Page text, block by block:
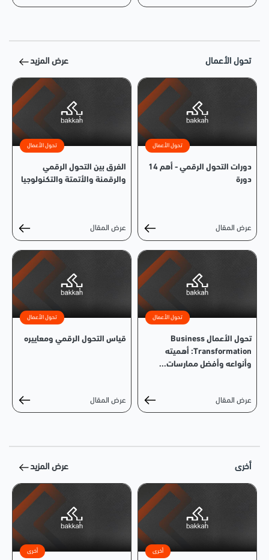
تحول الأعمال عرض المزيد
تحول الأعمال
دورات التحول الرقمي - أهم 14
دورة
عرض المقال
تحول الأعمال
الفرق بين التحول الرقمي
والرقمنة والأتمتة والتكنولوجيا
عرض المقال
تحول الأعمال
تحول الأعمال Business
Transformation: أهميته
وأنواعه وأفضل ممارسات...
عرض المقال
تحول الأعمال
قياس التحول الرقمي ومعاييره
عرض المقال
أخرى عرض المزيد
أخرى أخرى